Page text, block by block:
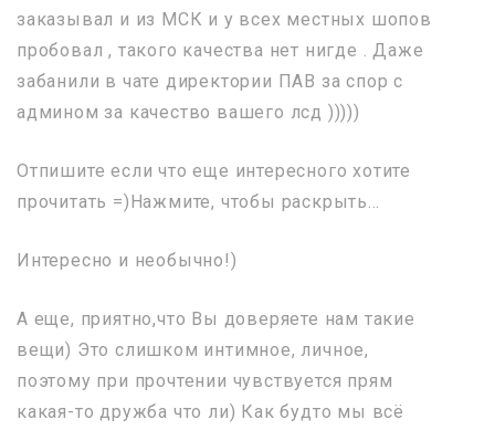
заказывал и из МСК и у всех местных шопов
пробовал , такого качества нет нигде . Даже
забанили в чате директории ПАВ за спор с
админом за качество вашего лсд )))))
Отпишите если что еще интересного хотите
прочитать =)Нажмите, чтобы раскрыть…
Интересно и необычно!)
А еще, приятно,что Вы доверяете нам такие
вещи) Это слишком интимное, личное,
поэтому при прочтении чувствуется прям
какая-то дружба что ли) Как будто мы всё